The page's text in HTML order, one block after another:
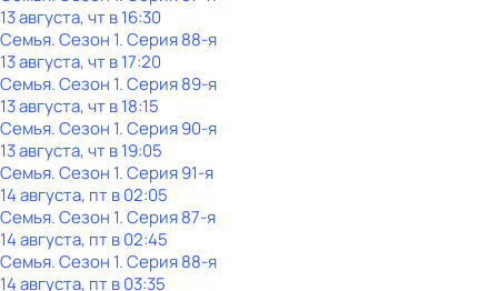
13 августа, чт в 16:30
Семья. Сезон 1. Серия 88-я
13 августа, чт в 17:20
Семья. Сезон 1. Серия 89-я
13 августа, чт в 18:15
Семья. Сезон 1. Серия 90-я
13 августа, чт в 19:05
Семья. Сезон 1. Серия 91-я
14 августа, пт в 02:05
Семья. Сезон 1. Серия 87-я
14 августа, пт в 02:45
Семья. Сезон 1. Серия 88-я
14 августа, пт в 03:35